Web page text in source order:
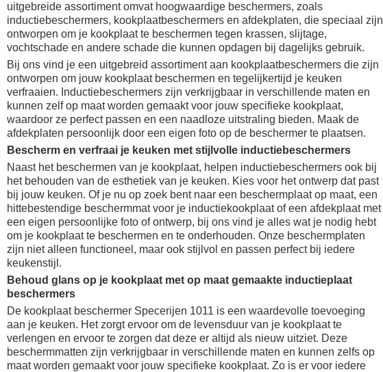
uitgebreide assortiment omvat hoogwaardige beschermers, zoals
inductiebeschermers, kookplaatbeschermers en afdekplaten, die speciaal zijn
ontworpen om je kookplaat te beschermen tegen krassen, slijtage,
vochtschade en andere schade die kunnen opdagen bij dagelijks gebruik.
Bij ons vind je een uitgebreid assortiment aan kookplaatbeschermers die zijn
ontworpen om jouw kookplaat beschermen en tegelijkertijd je keuken
verfraaien. Inductiebeschermers zijn verkrijgbaar in verschillende maten en
kunnen zelf op maat worden gemaakt voor jouw specifieke kookplaat,
waardoor ze perfect passen en een naadloze uitstraling bieden. Maak de
afdekplaten persoonlijk door een eigen foto op de beschermer te plaatsen.
Bescherm en verfraai je keuken met stijlvolle inductiebeschermers
Naast het beschermen van je kookplaat, helpen inductiebeschermers ook bij
het behouden van de esthetiek van je keuken. Kies voor het ontwerp dat past
bij jouw keuken. Of je nu op zoek bent naar een beschermplaat op maat, een
hittebestendige beschermmat voor je inductiekookplaat of een afdekplaat met
een eigen persoonlijke foto of ontwerp, bij ons vind je alles wat je nodig hebt
om je kookplaat te beschermen en te onderhouden. Onze beschermplaten
zijn niet alleen functioneel, maar ook stijlvol en passen perfect bij iedere
keukenstijl.
Behoud glans op je kookplaat met op maat gemaakte inductieplaat
beschermers
De kookplaat beschermer Specerijen 1011 is een waardevolle toevoeging
aan je keuken. Het zorgt ervoor om de levensduur van je kookplaat te
verlengen en ervoor te zorgen dat deze er altijd als nieuw uitziet. Deze
beschermmatten zijn verkrijgbaar in verschillende maten en kunnen zelfs op
maat worden gemaakt voor jouw specifieke kookplaat. Zo is er voor iedere